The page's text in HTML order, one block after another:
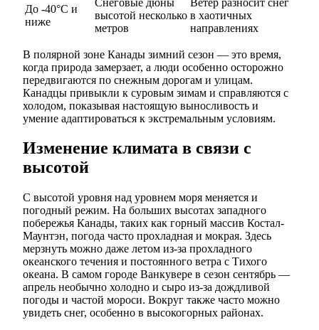
До -40°C и
ниже
высотой несколько
метров
в хаотичных
направлениях
В полярной зоне Канады зимний сезон — это время,
когда природа замерзает, а люди особенно осторожно
передвигаются по снежным дорогам и улицам.
Канадцы привыкли к суровым зимам и справляются с
холодом, показывая настоящую выносливость и
умение адаптироваться к экстремальным условиям.
Изменение климата в связи с
высотой
С высотой уровня над уровнем моря меняется и
погодный режим. На больших высотах западного
побережья Канады, таких как горный массив Костал-
Маунтэн, погода часто прохладная и мокрая. Здесь
мерзнуть можно даже летом из-за прохладного
океанского течения и постоянного ветра с Тихого
океана. В самом городе Ванкувере в сезон сентябрь —
апрель необычно холодно и сыро из-за дождливой
погоды и частой мороси. Вокруг также часто можно
увидеть снег, особенно в высокогорных районах.